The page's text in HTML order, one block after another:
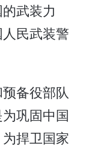
武装力
民武装警
备役部队
巩固中国
捍卫国家